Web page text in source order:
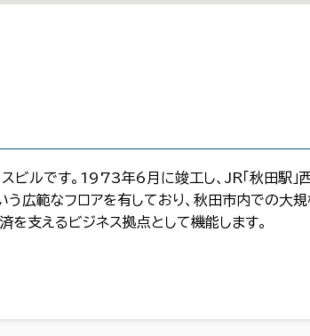
ビルです。1973年6月に竣工し、JR「秋田駅
広範なフロアを有しており、秋田市内での大
支えるビジネス拠点として機能します。